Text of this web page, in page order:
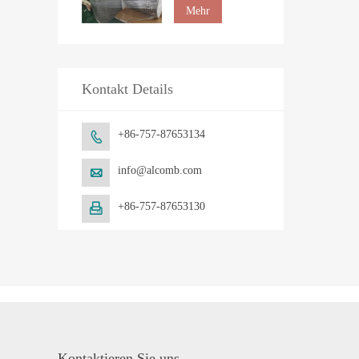
Arbeitsplatte
Mehr
Kontakt Details
 +86-757-87653134
 info@alcomb.com
 +86-757-87653130